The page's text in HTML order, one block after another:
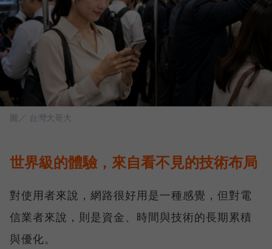
圖／ 台灣大哥大
世界級的體驗，來自看不見的技術布局
對使用者來說，網路很好用是一種感覺，但對電
信業者來說，則是資金、時間與技術的長期累積
與優化。